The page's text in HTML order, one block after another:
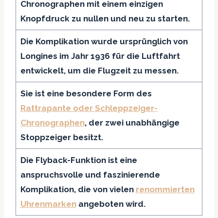
Chronographen mit einem einzigen
Knopfdruck zu nullen und neu zu starten.
Die Komplikation wurde ursprünglich von
Longines im Jahr 1936 für die Luftfahrt
entwickelt, um die Flugzeit zu messen.
Sie ist eine besondere Form des
Rattrapante oder Schleppzeiger-
Chronographen, der zwei unabhängige
Stoppzeiger besitzt.
Die Flyback-Funktion ist eine
anspruchsvolle und faszinierende
Komplikation, die von vielen renommierten
Uhrenmarkenangeboten wird.